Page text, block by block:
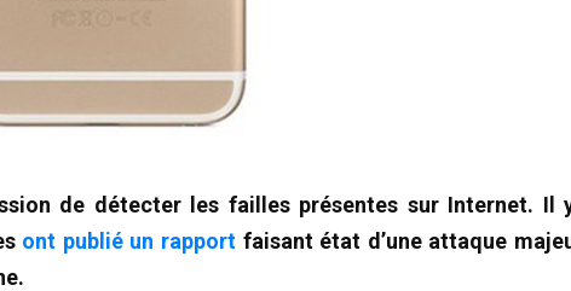
de détecter les failles présentes sur Internet. Il
ont publié un rapport faisant état d’une attaque